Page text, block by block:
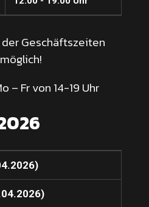
Geschäftszeiten
– Fr von 14-19 Uhr